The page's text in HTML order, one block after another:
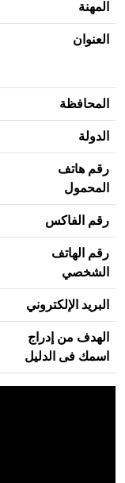
المهنة
العنوان
المحافظة
الدولة
رقم هاتف
المحمول
رقم الفاكس
رقم الهاتف
الشخصي
البريد الإلكتروني
الهدف من إدراج
اسمك فى الدليل